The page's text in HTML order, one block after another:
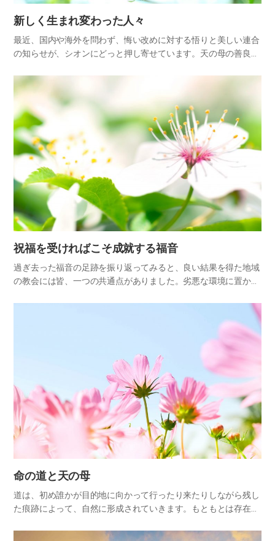
新しく生まれ変わった人々
最近、国内や海外を問わず、悔い改めに対する悟りと美しい連合
の知らせが、シオンにどっと押し寄せています。天の母の善良な
謝罪し、涙で和解し、悔い改めの人生を生きようと覚悟を新たに
したとい…
祝福を受ければこそ成就する福音
過ぎ去った福音の足跡を振り返ってみると、良い結果を得た地域
の教会には皆、一つの共通点がありました。劣悪な環境に置かれ
をささげたという点です。 福音は、神様の祝福がなければ一歩も
命の道と天の母
道は、初め誰かが目的地に向かって行ったり来たりしながら残し
た痕跡によって、自然に形成されていきます。もともとは存在し
て、少しずつ作られていき、多くの人々が往来することのできる